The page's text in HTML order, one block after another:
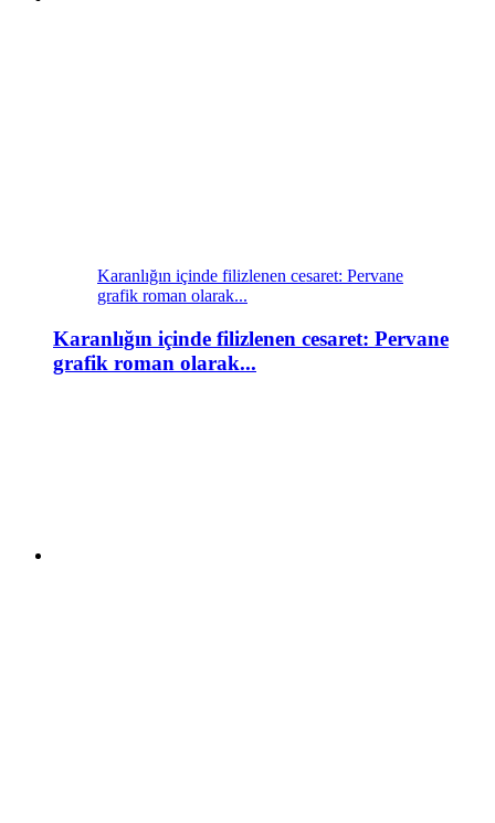
Karanlığın içinde filizlenen cesaret: Pervane
grafik roman olarak...
Karanlığın içinde filizlenen cesaret: Pervane
grafik roman olarak...